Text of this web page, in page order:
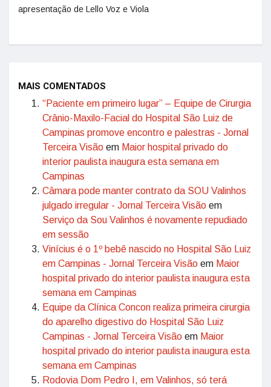
apresentação de Lello Voz e Viola
MAIS COMENTADOS
“Paciente em primeiro lugar” – Equipe de Cirurgia
Crânio-Maxilo-Facial do Hospital São Luiz de
Campinas promove encontro e palestras - Jornal
Terceira Visão em Maior hospital privado do
interior paulista inaugura esta semana em
Campinas
Câmara pode manter contrato da SOU Valinhos
julgado irregular - Jornal Terceira Visão em
Serviço da Sou Valinhos é novamente repudiado
em sessão
Vinícius é o 1º bebê nascido no Hospital São Luiz
em Campinas - Jornal Terceira Visão em Maior
hospital privado do interior paulista inaugura esta
semana em Campinas
Equipe da Clínica Concon realiza primeira cirurgia
do aparelho digestivo do Hospital São Luiz
Campinas - Jornal Terceira Visão em Maior
hospital privado do interior paulista inaugura esta
semana em Campinas
Rodovia Dom Pedro I, em Valinhos, só terá